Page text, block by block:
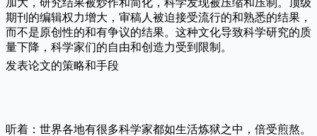
期刊的编辑权力增大，审稿人被迫接受流行的和熟悉的结果，
而不是原创性的和有争议的结果。这种文化导致科学研究的质
量下降，科学家们的自由和创造力受到限制。
发表论文的策略和手段
听着：世界各地有很多科学家都如生活炼狱之中，倍受煎熬。